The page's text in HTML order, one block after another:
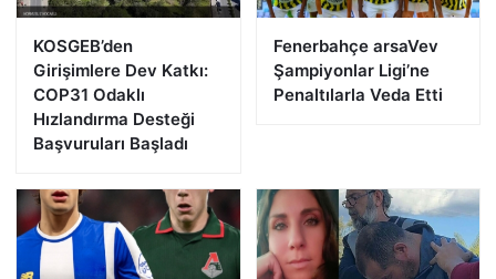
KOSGEB’den
Girişimlere Dev Katkı:
COP31 Odaklı
Hızlandırma Desteği
Başvuruları Başladı
Fenerbahçe arsaVev
Şampiyonlar Ligi’ne
Penaltılarla Veda Etti